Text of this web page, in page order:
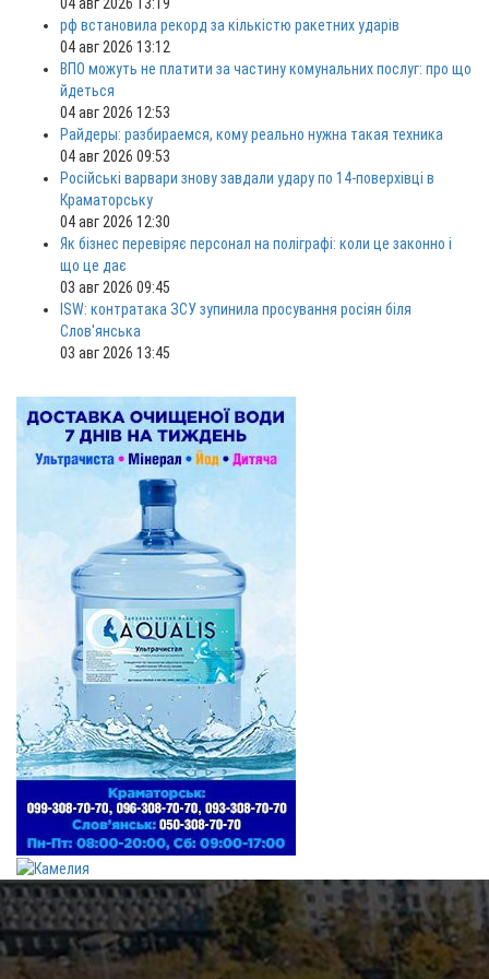
04 авг 2026 13:19
рф встановила рекорд за кількістю ракетних ударів
04 авг 2026 13:12
ВПО можуть не платити за частину комунальних послуг: про що
йдеться
04 авг 2026 12:53
Райдеры: разбираемся, кому реально нужна такая техника
04 авг 2026 09:53
Російські варвари знову завдали удару по 14-поверхівці в
Краматорську
04 авг 2026 12:30
Як бізнес перевіряє персонал на поліграфі: коли це законно і
що це дає
03 авг 2026 09:45
ISW: контратака ЗСУ зупинила просування росіян біля
Слов'янська
03 авг 2026 13:45